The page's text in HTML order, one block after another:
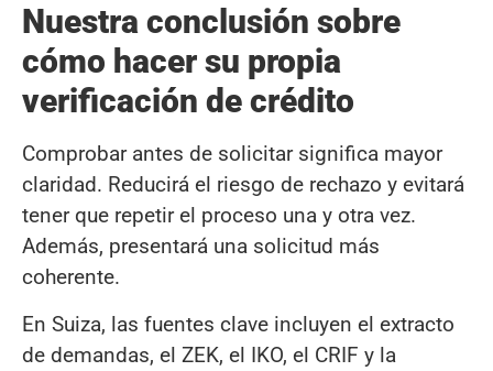
Nuestra conclusión sobre
cómo hacer su propia
verificación de crédito
Comprobar antes de solicitar significa mayor
claridad. Reducirá el riesgo de rechazo y evitará
tener que repetir el proceso una y otra vez.
Además, presentará una solicitud más
coherente.
En Suiza, las fuentes clave incluyen el extracto
de demandas, el ZEK, el IKO, el CRIF y la